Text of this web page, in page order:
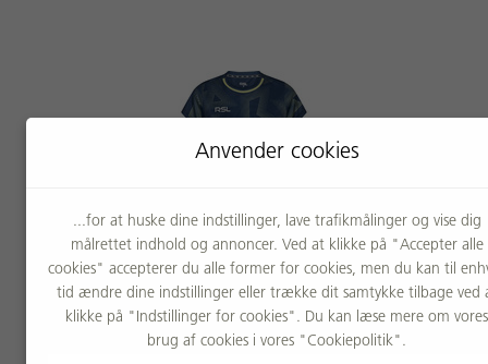
RSL Momentum Tee W
Størrelse:XS, S, M, L, XL, XXL
399,00 DKK
Anvender cookies
...for at huske dine indstillinger, lave trafikmålinger og vise dig
målrettet indhold og annoncer. Ved at klikke på "Accepter alle
cookies" accepterer du alle former for cookies, men du kan til
tid ændre dine indstillinger eller trække dit samtykke tilbage ved
klikke på "Indstillinger for cookies". Du kan læse mere om vores
brug af cookies i vores "Cookiepolitik".